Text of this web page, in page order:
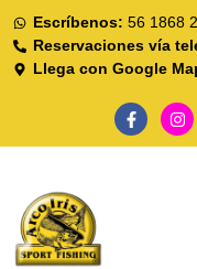
Escríbenos: 56 1868
Reservaciones vía
Llega con Google